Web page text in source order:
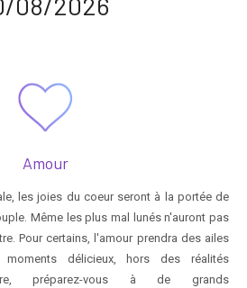
Amour
les joies du coeur seront à la portée de
Même les plus mal lunés n'auront pas
Pour certains, l'amour prendra des ailes
délicieux, hors des réalités
préparez-vous à de grands